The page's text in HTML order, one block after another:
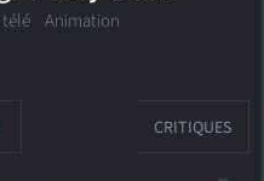
télé Animation
CRITIQUES